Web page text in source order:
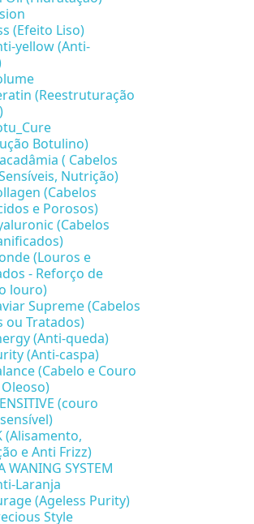
(Efeito Liso)
yellow (Anti-
(Reestruturação
Botulino)
( Cabelos
Nutrição)
(Cabelos
e Porosos)
(Cabelos
(Louros e
- Reforço de
louro)
Supreme (Cabelos
ou Tratados)
(Anti-queda)
(Anti-caspa)
(Cabelo e Couro
(couro
(Alisamento,
e Anti Frizz)
WANING SYSTEM
Laranja
(Ageless Purity)
Style